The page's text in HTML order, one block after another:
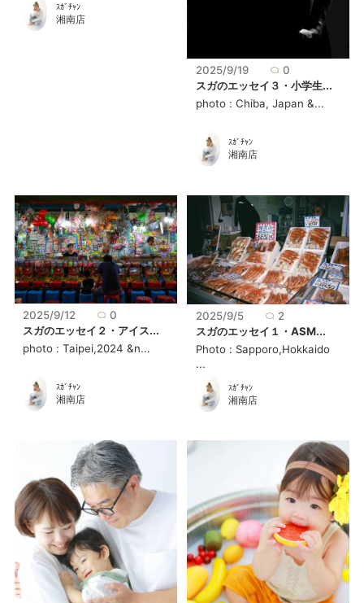
ｽｶﾞﾁｬﾝ
湘南店
2025/9/19
0
スガのエッセイ３・小学生...
photo : Chiba, Japan &...
ｽｶﾞﾁｬﾝ
湘南店
2025/9/12
0
スガのエッセイ２・アイス...
photo : Taipei,2024 &n...
ｽｶﾞﾁｬﾝ
湘南店
2025/9/5
2
スガのエッセイ１・ASM...
Photo : Sapporo,Hokkaido
...
ｽｶﾞﾁｬﾝ
湘南店